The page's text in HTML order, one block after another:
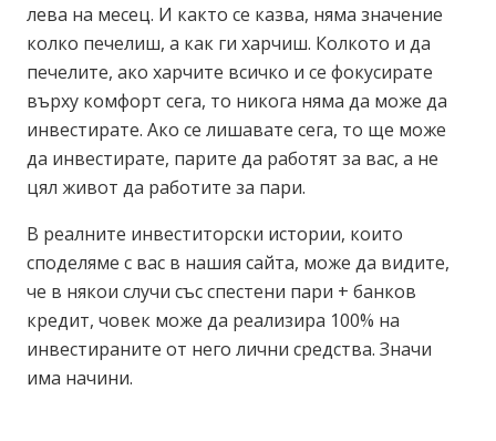
лева на месец. И както се казва, няма значение
колко печелиш, а как ги харчиш. Колкото и да
печелите, ако харчите всичко и се фокусирате
върху комфорт сега, то никога няма да може да
инвестирате. Ако се лишавате сега, то ще може
да инвестирате, парите да работят за вас, а не
цял живот да работите за пари.
В реалните инвеститорски истории, които
споделяме с вас в нашия сайта, може да видите,
че в някои случи със спестени пари + банков
кредит, човек може да реализира 100% на
инвестираните от него лични средства. Значи
има начини.